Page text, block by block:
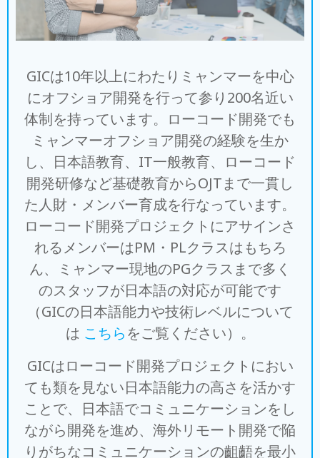
GICは10年以上にわたりミャンマーを中心
にオフショア開発を行って参り200名近い
体制を持っています。ローコード開発でも
ミャンマーオフショア開発の経験を生か
し、日本語教育、IT一般教育、ローコード
開発研修など基礎教育からOJTまで一貫し
た人財・メンバー育成を行なっています。
ローコード開発プロジェクトにアサインさ
れるメンバーはPM・PLクラスはもちろ
ん、ミャンマー現地のPGクラスまで多く
のスタッフが日本語の対応が可能です
（GICの日本語能力や技術レベルについて
は こちらをご覧ください）。
GICはローコード開発プロジェクトにおい
ても類を見ない日本語能力の高さを活かす
ことで、日本語でコミュニケーションをし
ながら開発を進め、海外リモート開発で陥
りがちなコミュニケーションの齟齬を最小